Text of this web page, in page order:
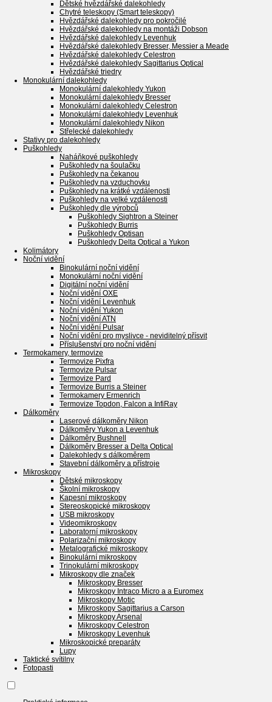
Dětské hvězdářské dalekohledy
Chytré teleskopy (Smart teleskopy)
Hvězdářské dalekohledy pro pokročilé
Hvězdářské dalekohledy na montáži Dobson
Hvězdářské dalekohledy Levenhuk
Hvězdářské dalekohledy Bresser, Messier a Meade
Hvězdářské dalekohledy Celestron
Hvězdářské dalekohledy Sagittarius Optical
Hvězdářské triedry
Monokulární dalekohledy
Monokulární dalekohledy Yukon
Monokulární dalekohledy Bresser
Monokulární dalekohledy Celestron
Monokulární dalekohledy Levenhuk
Monokulární dalekohledy Nikon
Střelecké dalekohledy
Stativy pro dalekohledy
Puškohledy
Naháňkové puškohledy
Puškohledy na šoulačku
Puškohledy na čekanou
Puškohledy na vzduchovku
Puškohledy na krátké vzdálenosti
Puškohledy na velké vzdálenosti
Puškohledy dle výrobců
Puškohledy Sightron a Steiner
Puškohledy Burris
Puškohledy Optisan
Puškohledy Delta Optical a Yukon
Kolimátory
Noční vidění
Binokulární noční vidění
Monokulární noční vidění
Digitální noční vidění
Noční vidění OXE
Noční vidění Levenhuk
Noční vidění Yukon
Noční vidění ATN
Noční vidění Pulsar
Noční vidění pro myslivce - neviditelný přísvit
Příslušenství pro noční vidění
Termokamery, termovize
Termovize Pixfra
Termovize Pulsar
Termovize Pard
Termovize Burris a Steiner
Termokamery Ermenrich
Termovize Topdon, Falcon a InfiRay
Dálkoměry
Laserové dálkoměry Nikon
Dálkoměry Yukon a Levenhuk
Dálkoměry Bushnell
Dálkoměry Bresser a Delta Optical
Dalekohledy s dálkoměrem
Stavební dálkoměry a přístroje
Mikroskopy
Dětské mikroskopy
Školní mikroskopy
Kapesní mikroskopy
Stereoskopické mikroskopy
USB mikroskopy
Videomikroskopy
Laboratorní mikroskopy
Polarizační mikroskopy
Metalografické mikroskopy
Binokulární mikroskopy
Trinokulární mikroskopy
Mikroskopy dle značek
Mikroskopy Bresser
Mikroskopy Intraco Micro a a Euromex
Mikroskopy Motic
Mikroskopy Sagittarius a Carson
Mikroskopy Arsenal
Mikroskopy Celestron
Mikroskopy Levenhuk
Mikroskopické preparáty
Lupy
Taktické svítilny
Fotopasti